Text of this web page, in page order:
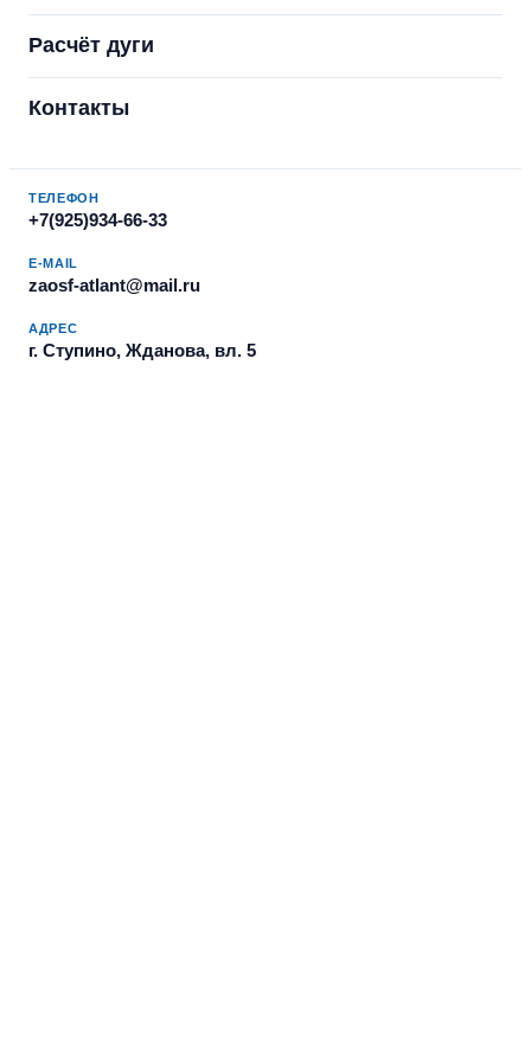
Расчёт дуги
Контакты
ТЕЛЕФОН
+7(925)934-66-33
E-MAIL
zaosf-atlant@mail.ru
АДРЕС
г. Ступино, Жданова, вл. 5